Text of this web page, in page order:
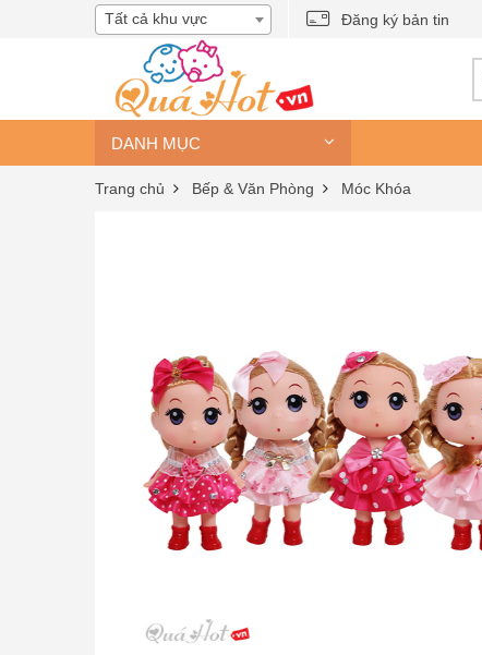
Tất cả khu vực Đăng ký bản tin
DANH MỤC
Trang chủ Bếp & Văn Phòng Móc Khóa